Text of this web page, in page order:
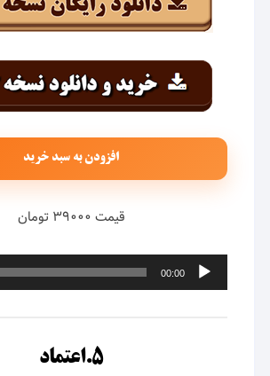
افزودن به سبد خرید
قیمت ۳۹۰۰۰ تومان
پخش‌کننده
صوت
00:00
۵.اعتماد